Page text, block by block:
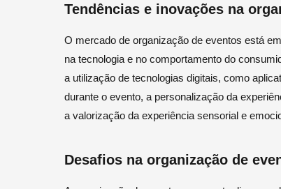
Tendências e inovações na
O mercado de organização de eventos está
na tecnologia e no comportamento do
a utilização de tecnologias digitais, como
durante o evento, a personalização da
a valorização da experiência sensorial e
Desafios na organização de